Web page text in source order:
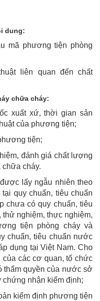
dung:
mã phương tiện phòng
liên quan đến chất
chữa cháy:
xuất xứ, thời gian sản
của phương tiện;
tiện;
đánh giá chất lượng
cháy.
lấy ngẫu nhiên theo
quy chuẩn, tiêu chuẩn
chưa có quy chuẩn, tiêu
thử nghiệm, thực nghiệm,
tiện phòng cháy và
chuẩn, tiêu chuẩn nước
dụng tại Việt Nam. Cho
của các cơ quan, tổ chức
quyền của nước sở
chứng nhận kiểm định;
kiểm định phương tiện